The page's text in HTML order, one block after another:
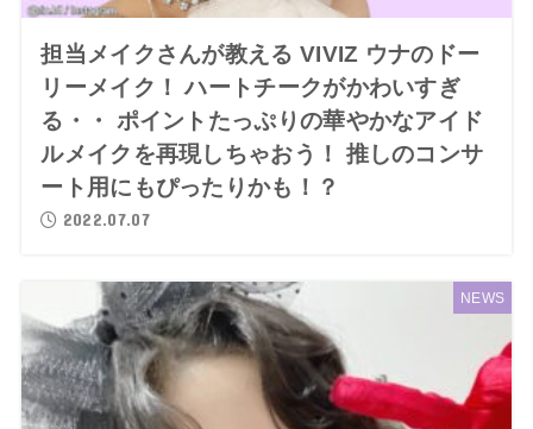
担当メイクさんが教える VIVIZ ウナのドー
リーメイク！ ハートチークがかわいすぎ
る・・ ポイントたっぷりの華やかなアイド
ルメイクを再現しちゃおう！ 推しのコンサ
ート用にもぴったりかも！？
2022.07.07
NEWS